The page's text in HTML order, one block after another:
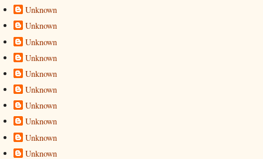
Unknown
Unknown
Unknown
Unknown
Unknown
Unknown
Unknown
Unknown
Unknown
Unknown